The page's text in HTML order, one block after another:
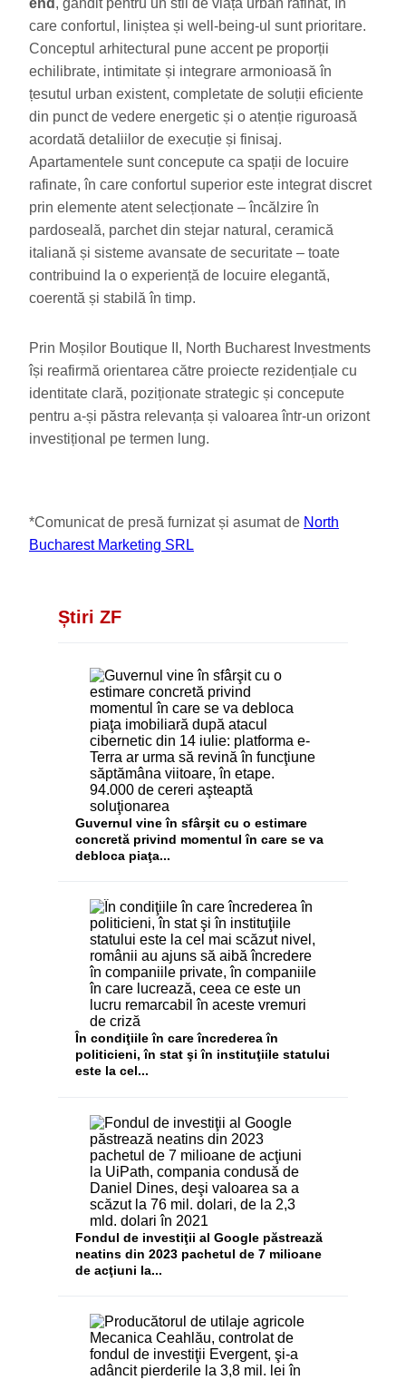
end , gândit pentru un stil de viață urban rafinat, în
care confortul, liniștea și well-being-ul sunt prioritare.
Conceptul arhitectural pune accent pe proporții
echilibrate, intimitate și integrare armonioasă în
țesutul urban existent, completate de soluții eficiente
din punct de vedere energetic și o atenție riguroasă
acordată detaliilor de execuție și finisaj.
Apartamentele sunt concepute ca spații de locuire
rafinate, în care confortul superior este integrat discret
prin elemente atent selecționate – încălzire în
pardoseală, parchet din stejar natural, ceramică
italiană și sisteme avansate de securitate – toate
contribuind la o experiență de locuire elegantă,
coerentă și stabilă în timp.
Prin Moșilor Boutique II, North Bucharest Investments
își reafirmă orientarea către proiecte rezidențiale cu
identitate clară, poziționate strategic și concepute
pentru a-și păstra relevanța și valoarea într-un orizont
investițional pe termen lung.
*Comunicat de presă furnizat și asumat de North
Bucharest Marketing SRL
Știri ZF
Guvernul vine în sfârşit cu o estimare
concretă privind momentul în care se va
debloca piaţa...
În condiţiile în care încrederea în
politicieni, în stat şi în instituţiile statului
este la cel...
Fondul de investiţii al Google păstrează
neatins din 2023 pachetul de 7 milioane
de acţiuni la...